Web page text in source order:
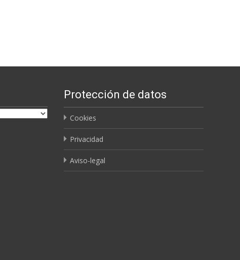
Protección de datos
Cookies
Privacidad
Aviso-legal